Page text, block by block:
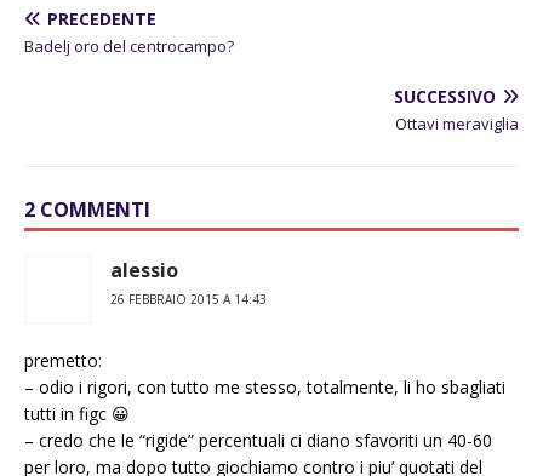
PRECEDENTE
Badelj oro del centrocampo?
SUCCESSIVO
Ottavi meraviglia
2 COMMENTI
alessio
26 FEBBRAIO 2015 A 14:43
premetto:
– odio i rigori, con tutto me stesso, totalmente, li ho sbagliati
tutti in figc 😀
– credo che le “rigide” percentuali ci diano sfavoriti un 40-60
per loro, ma dopo tutto giochiamo contro i piu’ quotati del